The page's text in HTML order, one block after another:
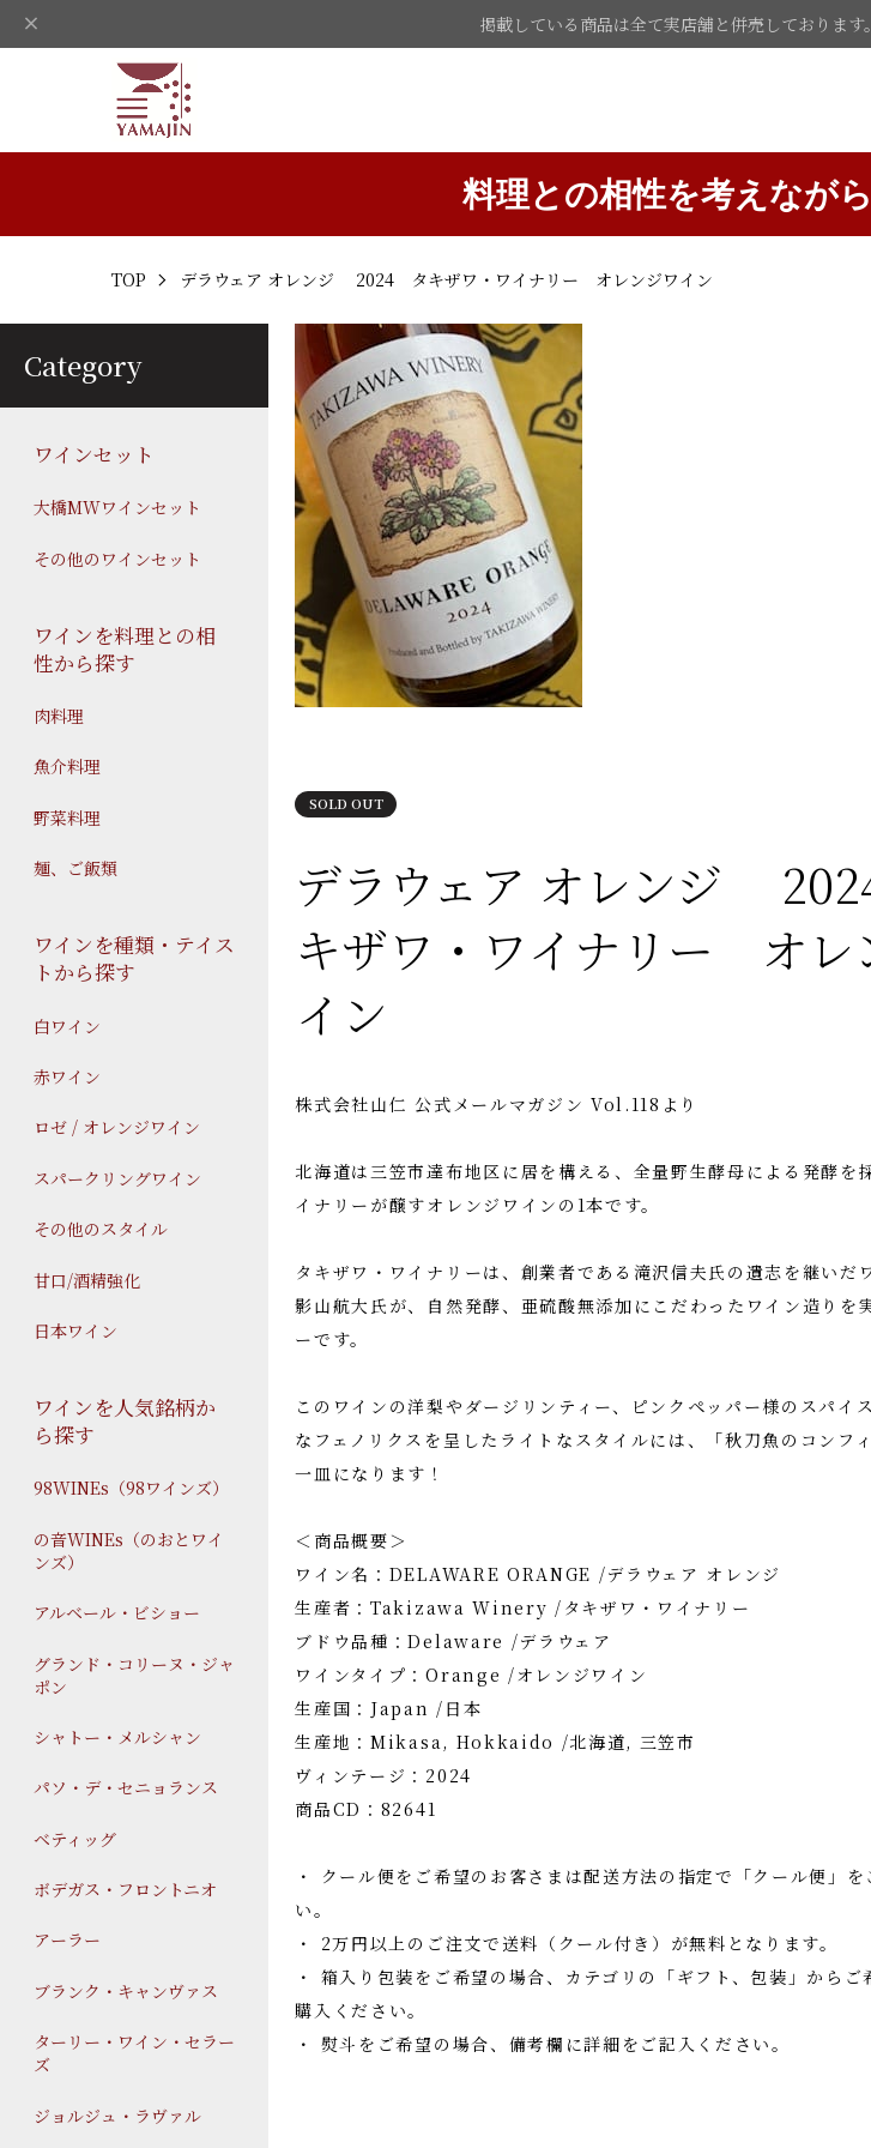
掲載している商品は全て実店舗と併売しております
料理との相性を考えなが
Category
ワインセット
大橋MWワインセット
その他のワインセット
ワインを料理との相
性から探す
肉料理
魚介料理
野菜料理
麺、ご飯類
ワインを種類・テイス
トから探す
白ワイン
赤ワイン
ロゼ / オレンジワイン
スパークリングワイン
その他のスタイル
甘口/酒精強化
日本ワイン
ワインを人気銘柄か
ら探す
98WINEs（98ワインズ）
の音WINEs（のおとワイ
ンズ）
アルベール・ビショー
グランド・コリーヌ・ジャ
ポン
シャトー・メルシャン
パソ・デ・セニョランス
ベティッグ
ボデガス・フロントニオ
アーラー
ブランク・キャンヴァス
ターリー・ワイン・セラー
ズ
ジョルジュ・ラヴァル
TOP デラウェア オレンジ 2024 タキザワ・ワイナリー オレンジワイン
SOLD OUT
デラウェア オレンジ
キザワ・ワイナリー オレ
イン
株式会社山仁 公式メールマガジン Vol.118より
北海道は三笠市達布地区に居を構える、全量野生酵母による発酵を
イナリーが醸すオレンジワインの1本です。
タキザワ・ワイナリーは、創業者である滝沢信夫氏の遺志を継いだ
影山航大氏が、自然発酵、亜硫酸無添加にこだわったワイン造りを
ーです。
このワインの洋梨やダージリンティー、ピンクペッパー様のスパイ
なフェノリクスを呈したライトなスタイルには、「秋刀魚のコンフ
一皿になります！
＜商品概要＞
ワイン名：DELAWARE ORANGE /デラウェア オレンジ
生産者：Takizawa Winery /タキザワ・ワイナリー
ブドウ品種：Delaware /デラウェア
ワインタイプ：Orange /オレンジワイン
生産国：Japan /日本
生産地：Mikasa, Hokkaido /北海道, 三笠市
ヴィンテージ：2024
商品CD：82641
・ クール便をご希望のお客さまは配送方法の指定で「クール便」を
い。
・ 2万円以上のご注文で送料（クール付き）が無料となります。
・ 箱入り包装をご希望の場合、カテゴリの「ギフト、包装」からご
購入ください。
・ 熨斗をご希望の場合、備考欄に詳細をご記入ください。